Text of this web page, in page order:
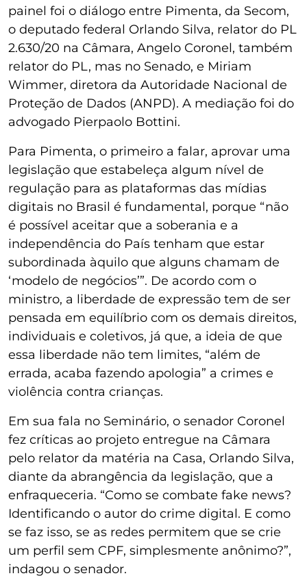
painel foi o diálogo entre Pimenta, da Secom,
o deputado federal Orlando Silva, relator do PL
2.630/20 na Câmara, Angelo Coronel, também
relator do PL, mas no Senado, e Miriam
Wimmer, diretora da Autoridade Nacional de
Proteção de Dados (ANPD). A mediação foi do
advogado Pierpaolo Bottini.
Para Pimenta, o primeiro a falar, aprovar uma
legislação que estabeleça algum nível de
regulação para as plataformas das mídias
digitais no Brasil é fundamental, porque “não
é possível aceitar que a soberania e a
independência do País tenham que estar
subordinada àquilo que alguns chamam de
‘modelo de negócios’”. De acordo com o
ministro, a liberdade de expressão tem de ser
pensada em equilíbrio com os demais direitos,
individuais e coletivos, já que, a ideia de que
essa liberdade não tem limites, “além de
errada, acaba fazendo apologia” a crimes e
violência contra crianças.
Em sua fala no Seminário, o senador Coronel
fez críticas ao projeto entregue na Câmara
pelo relator da matéria na Casa, Orlando Silva,
diante da abrangência da legislação, que a
enfraqueceria. “Como se combate fake news?
Identificando o autor do crime digital. E como
se faz isso, se as redes permitem que se crie
um perfil sem CPF, simplesmente anônimo?”,
indagou o senador.